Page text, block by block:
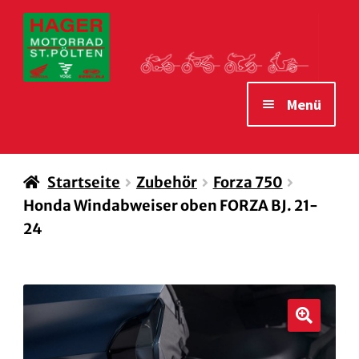
Zur
Navigation
springen
Zum
Inhalt
springen
Menü
STARTSEITE
MOTORRÄDER
WAS WIR IHNEN BIETEN
ÖFFNUNGSZEITEN
Startseite Zubehör
Forza 750
Honda Windabweiser oben FORZA BJ. 21-
24
🔍